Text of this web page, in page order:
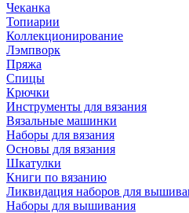
Чеканка
Топиарии
Коллекционирование
Лэмпворк
Пряжа
Спицы
Крючки
Инструменты для вязания
Вязальные машинки
Наборы для вязания
Основы для вязания
Шкатулки
Книги по вязанию
Ликвидация наборов для
Наборы для вышивания